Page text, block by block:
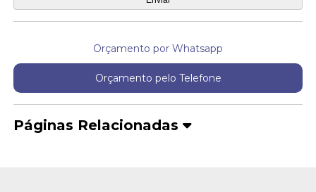
Orçamento por Whatsapp
Orçamento pelo Telefone
Páginas Relacionadas